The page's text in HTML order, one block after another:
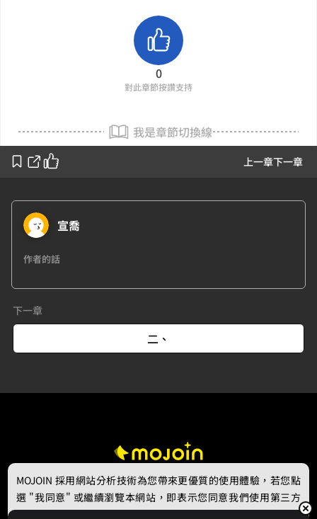
上一章下一章
0
對此章節按讚支持
我是章節切換線
宣喬
作者的話
下一章
二、
MOJOIN 採用網站分析技術為您帶來更優質的使用體驗，若您點
選 "我同意" 或繼續瀏覽本網站，即表示您同意我們使用第三方
Cookie，欲瞭解更多資訊請見隱私權政策。